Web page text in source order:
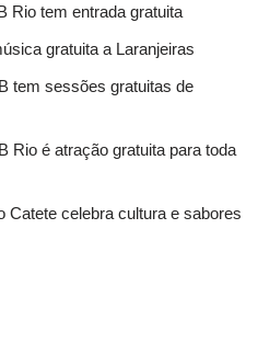
Rio tem entrada gratuita
gratuita a Laranjeiras
tem sessões gratuitas de
Rio é atração gratuita para toda
Catete celebra cultura e sabores